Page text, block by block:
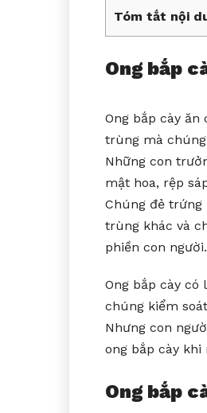
Tóm tắt nội
Ong bắp
Ong bắp cày
trùng mà
Những con
mật hoa, rệp
Chúng đẻ trứng
trùng khác và
phiền con người.
Ong bắp cày có
chúng kiểm
Nhưng con
ong bắp cày khi
Ong bắp